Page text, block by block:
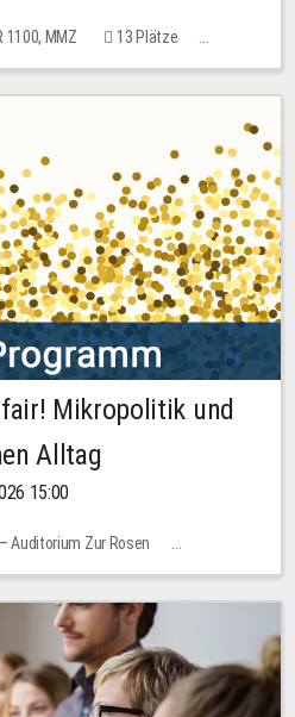
1100, MMZ
13 Plätze
Mikropolitik und
Alltag
15:00
Auditorium Zur Rosen